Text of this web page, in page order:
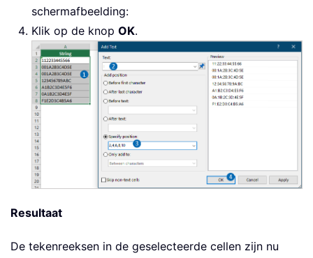
schermafbeelding:
Klik op de knop OK.
Resultaat
De tekenreeksen in de geselecteerde cellen zijn nu